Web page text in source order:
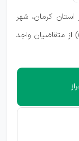
کرمان، شهر
شماره 2 (خضراء)) از متقاضیان واجد